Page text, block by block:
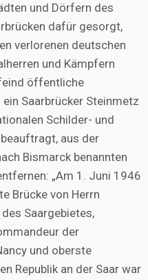
und Dörfern des
dafür gesorgt,
verlorenen deutschen
und Kämpfern
öffentliche
Saarbrücker Steinmetz
Schilder- und
beauftragt, aus der
Bismarck benannten
„Am 1. Juni 1946
Brücke von Herrn
Saargebietes,
der
und oberste
Republik an der Saar war